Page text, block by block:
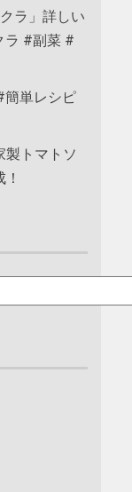
ラ」詳しい
ラ #副菜 #
簡単レシピ
製トマトソ